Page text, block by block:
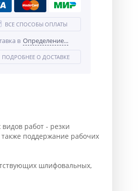
ВСЕ СПОСОБЫ ОПЛАТЫ
в Определение...
ПОДРОБНЕЕ О ДОСТАВКЕ
работ - резки
поддержание рабочих
шлифовальных,